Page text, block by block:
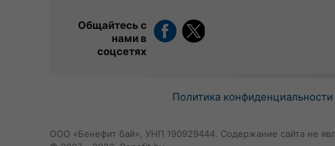
Общайтесь с
нами в
соцсетях
Политика конфиденциальности
ООО «Бенефит бай», УНП 190929444. Содержание сайта не